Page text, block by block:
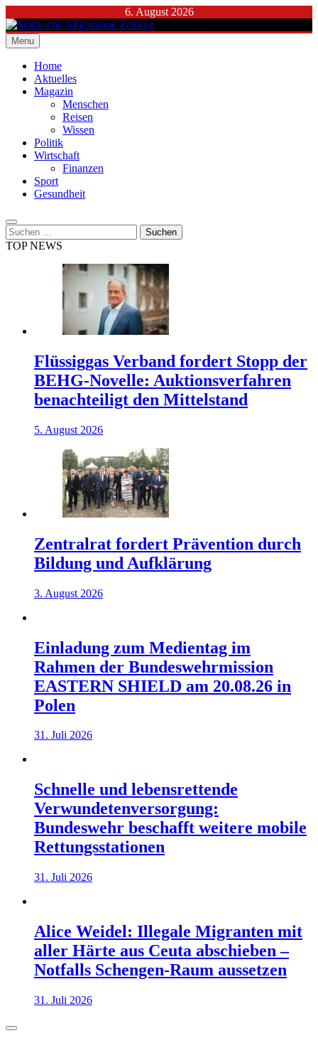
to
content
6. August 2026
Städtische Allgemeine Zeitung
Menu
Home
Aktuelles
Magazin
Menschen
Reisen
Wissen
Politik
Wirtschaft
Finanzen
Sport
Gesundheit
Suchen
nach:
TOP NEWS
Flüssiggas Verband fordert Stopp der
BEHG-Novelle: Auktionsverfahren
benachteiligt den Mittelstand
5. August 2026
Zentralrat fordert Prävention durch
Bildung und Aufklärung
3. August 2026
Einladung zum Medientag im
Rahmen der Bundeswehrmission
EASTERN SHIELD am 20.08.26 in
Polen
31. Juli 2026
Schnelle und lebensrettende
Verwundetenversorgung:
Bundeswehr beschafft weitere mobile
Rettungsstationen
31. Juli 2026
Alice Weidel: Illegale Migranten mit
aller Härte aus Ceuta abschieben –
Notfalls Schengen-Raum aussetzen
31. Juli 2026